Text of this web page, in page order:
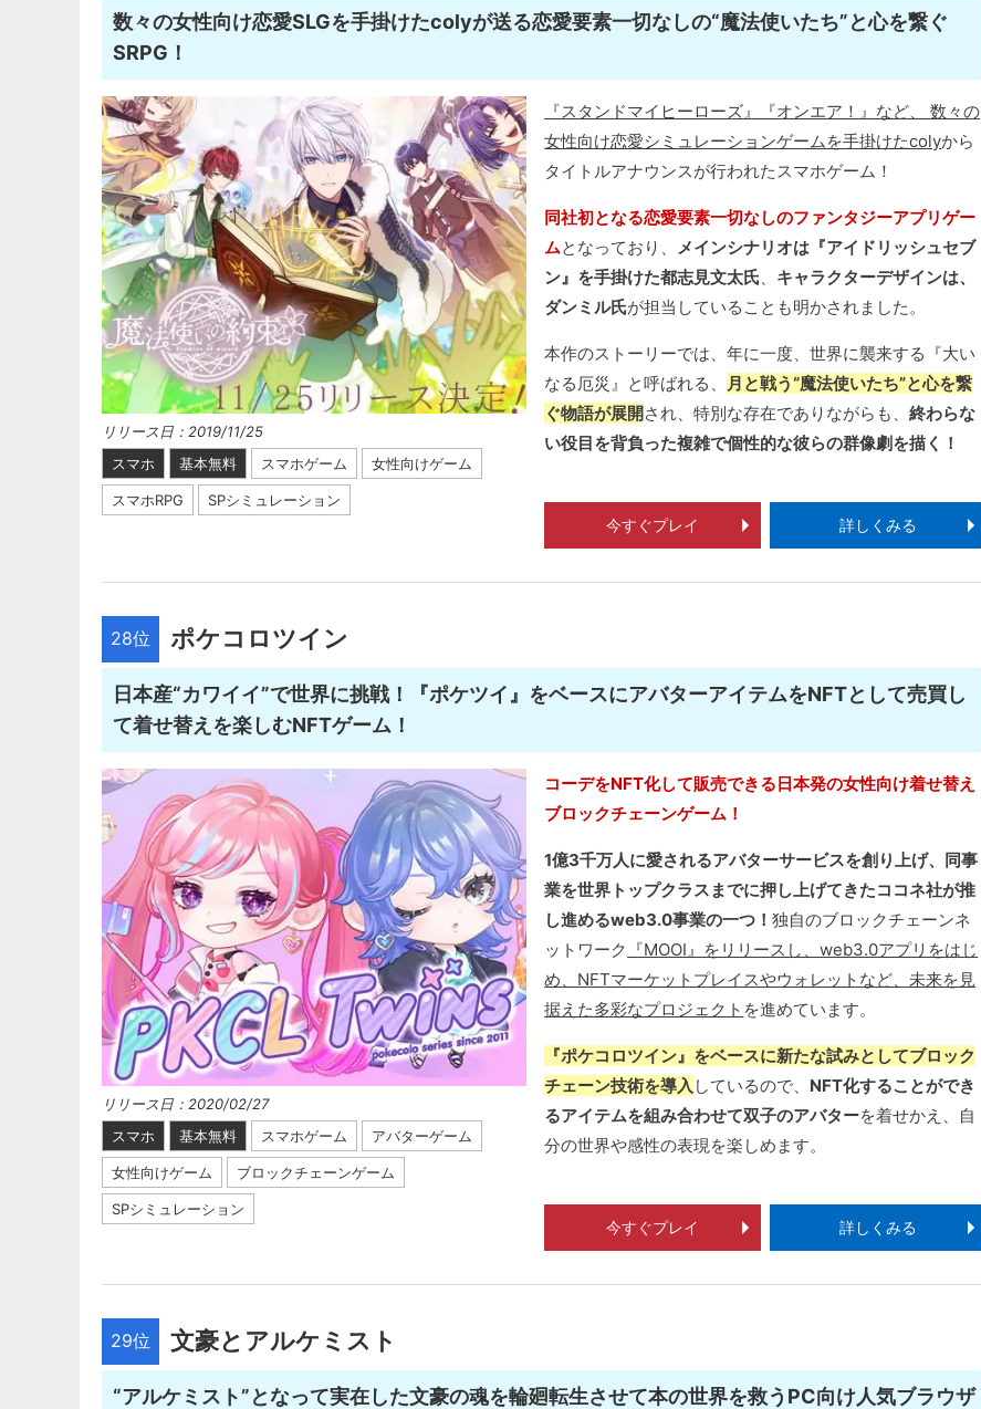
数々の女性向け恋愛SLGを手掛けたcolyが送る恋愛要素一切なしの“魔法使いたち”と心を繋ぐ
SRPG！
リリース日：2019/11/25
スマホ
基本無料 スマホゲーム 女性向けゲーム
スマホRPG SPシミュレーション
『スタンドマイヒーローズ』『オンエア！』など、 数々の
女性向け恋愛シミュレーションゲームを手掛けたcolyから
タイトルアナウンスが行われたスマホゲーム！
同社初となる恋愛要素一切なしのファンタジーアプリゲー
ムとなっており、
メインシナリオは『アイドリッシュセブ
ン』を手掛けた都志見文太氏
キャラクターデザインは、
ダンミル氏が担当していることも明かされました。
本作のストーリーでは、年に一度、世界に襲来する『大い
なる厄災』と呼ばれる、
月と戦う“魔法使いたち”と心を繋
ぐ物語が展開され、特別な存在でありながらも、終わらな
い役目を背負った複雑で個性的な彼らの群像劇を描く！
今すぐプレイ 詳しくみる
28位 ポケコロツイン
日本産“カワイイ”で世界に挑戦！『ポケツイ』をベースにアバターアイテムをNFTとして売買し
て着せ替えを楽しむNFTゲーム！
リリース日：2020/02/27
スマホ
基本無料 スマホゲーム アバターゲーム
女性向けゲーム ブロックチェーンゲーム
SPシミュレーション
コーデをNFT化して販売できる日本発の女性向け着せ替え
ブロックチェーンゲーム！
1億3千万人に愛されるアバターサービスを創り上げ、同事
業を世界トップクラスまでに押し上げてきたココネ社が推
し進めるweb3.0事業の一つ！独自のブロックチェーンネ
ットワーク 『MOOI』をリリースし、web3.0アプリをはじ
め、NFTマーケットプレイスやウォレットなど、未来を見
据えた多彩なプロジェクト を進めています。
『ポケコロツイン』をベースに新たな試みとしてブロック
チェーン技術を導入 しているので、 NFT化することができ
るアイテムを組み合わせて双子のアバターを着せかえ、自
分の世界や感性の表現を楽しめます。
今すぐプレイ 詳しくみる
29位 文豪とアルケミスト
“アルケミスト”となって実在した文豪の魂を輪廻転生させて本の世界を救うPC向け人気ブラウザ